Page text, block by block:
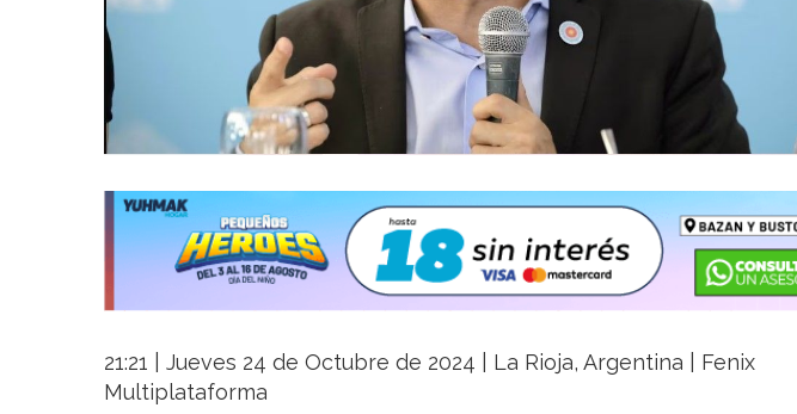
21:21 | Jueves 24 de Octubre de 2024 | La Rioja, Argentina | Fenix
Multiplataforma